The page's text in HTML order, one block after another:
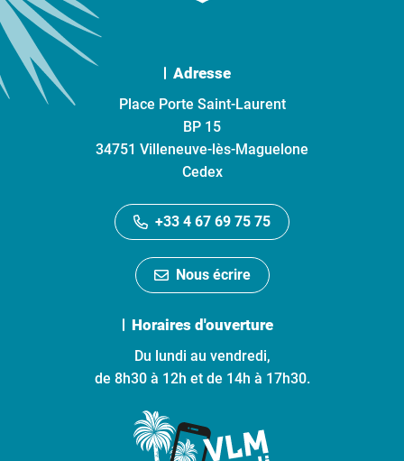
Adresse
Place Porte Saint-Laurent
BP 15
34751 Villeneuve-lès-Maguelone
Cedex
+33 4 67 69 75 75
Nous écrire
Horaires d'ouverture
Du lundi au vendredi,
de 8h30 à 12h et de 14h à 17h30.